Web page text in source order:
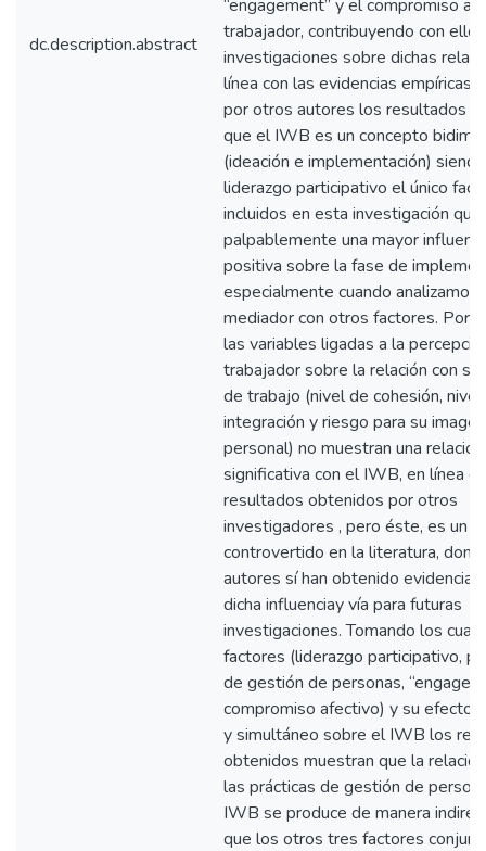
dc.description.abstract
“engagement” y el compromiso
trabajador, contribuyendo con ello
investigaciones sobre dichas
línea con las evidencias empíricas
por otros autores los resultados
que el IWB es un concepto
(ideación e implementación)
liderazgo participativo el único
incluidos en esta investigación
palpablemente una mayor
positiva sobre la fase de
especialmente cuando analizamos
mediador con otros factores. Por
las variables ligadas a la
trabajador sobre la relación con su
de trabajo (nivel de cohesión,
integración y riesgo para su imagen
personal) no muestran una relación
significativa con el IWB, en línea
resultados obtenidos por otros
investigadores , pero éste, es un
controvertido en la literatura,
autores sí han obtenido
dicha influenciay vía para futuras
investigaciones. Tomando los
factores (liderazgo participativo,
de gestión de personas,
compromiso afectivo) y su efecto
y simultáneo sobre el IWB los
obtenidos muestran que la
las prácticas de gestión de
IWB se produce de manera
que los otros tres factores